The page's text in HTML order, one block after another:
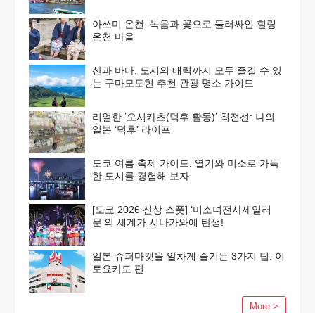
아쓰미 온천: 녹음과 꽃으로 둘러싸인 힐링
온천 마을
산과 바다, 도시의 매력까지 모두 즐길 수 있
는 구마모토현 추천 관광 명소 가이드
리얼한 ‘오시카츠(덕후 활동)’ 최전선: 나의
일본 ‘덕후’ 라이프
도쿄 여름 축제 가이드: 열기와 미소로 가득
한 도시를 경험해 보자
[도쿄 2026 신상 스폿] ‘미소녀전사세일러
문’의 세계가 시나가와에 탄생!
일본 슈퍼마켓을 알차게 즐기는 3가지 팁: 이
토요카도 편
More >